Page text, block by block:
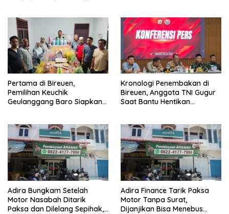
Pertama di Bireuen,
Pemilihan Keuchik
Geulanggang Baro Siapkan
Kronologi Penembakan di
Bireuen, Anggota TNI Gugur
Saat Bantu Hentikan
Adira Bungkam Setelah
Motor Nasabah Ditarik
Paksa dan Dilelang Sepihak,
Adira Finance Tarik Paksa
Motor Tanpa Surat,
Dijanjikan Bisa Menebus